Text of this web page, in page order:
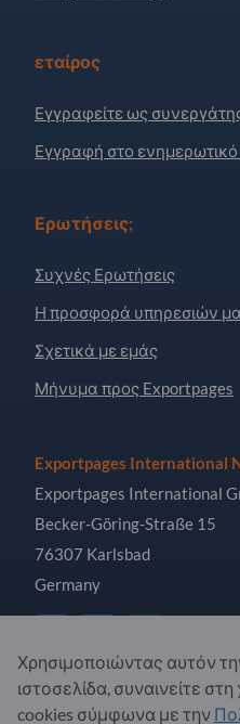
εταίρος
Εγγραφείτε ως
Εγγραφή στο ενημερωτικό
Ερωτήσεις;
Συχνές Ερωτήσεις
Η προσφορά υπηρεσιών
Σχετικά με εμάς
Μήνυμα προς Exportpages
Exportpages International
Exportpages International
Becker-Göring-Straße 15
76307 Karlsbad
Germany
Copyright © 2026
Χρησιμοποιώντας αυτόν
ιστοσελίδα, συναινείτε
cookies σύμφωνα με την